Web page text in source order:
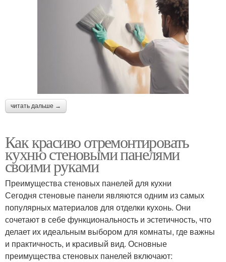
читать дальше →
Как красиво отремонтировать
кухню стеновыми панелями
своими руками
Преимущества стеновых панелей для кухни
Сегодня стеновые панели являются одним из самых
популярных материалов для отделки кухонь. Они
сочетают в себе функциональность и эстетичность, что
делает их идеальным выбором для комнаты, где важны
и практичность, и красивый вид. Основные
преимущества стеновых панелей включают: